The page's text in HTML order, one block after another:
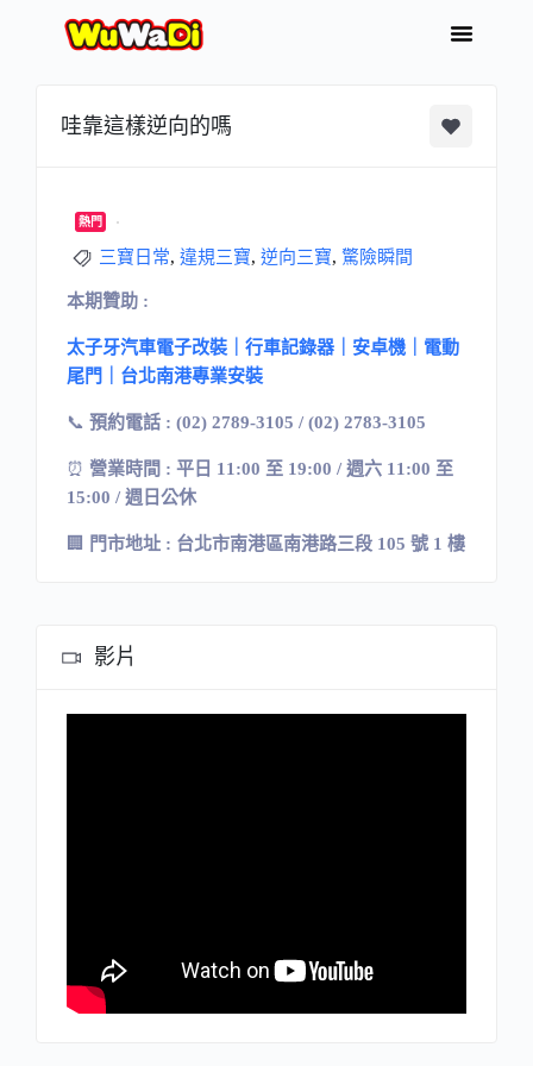
哇靠這樣逆向的嗎
熱門
三寶日常, 違規三寶, 逆向三寶, 驚險瞬間
本期贊助 :
太子牙汽車電子改裝｜行車記錄器｜安卓機｜電動
尾門｜台北南港專業安裝
📞 預約電話 : (02) 2789-3105 / (02) 2783-3105
⏰ 營業時間 : 平日 11:00 至 19:00 / 週六 11:00 至
15:00 / 週日公休
🏢 門市地址 : 台北市南港區南港路三段 105 號 1 樓
影片